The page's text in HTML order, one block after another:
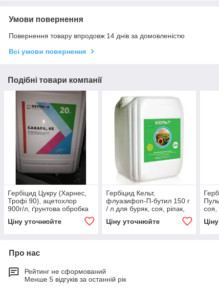
Умови повернення
Повернення товару впродовж 14 днів за домовленістю
Всі умови повернення
Подібні товари компанії
Гербіцид Цукру (Харнес,
Трофі 90), ацетохлор
900г/л, ґрунтова обробка
до сходів соняшнику, сої,
кукурудзи
Ціну уточнюйте
Гербіцид Кельт,
флуазифоп-П-бутил 150 г
/ л для буряк, соя, ріпак,
томат, соняшник, цибуля,
льон, картопля
Ціну уточнюйте
соя,
Про нас
Рейтинг не сформований
Менше 5 відгуків за останній рік